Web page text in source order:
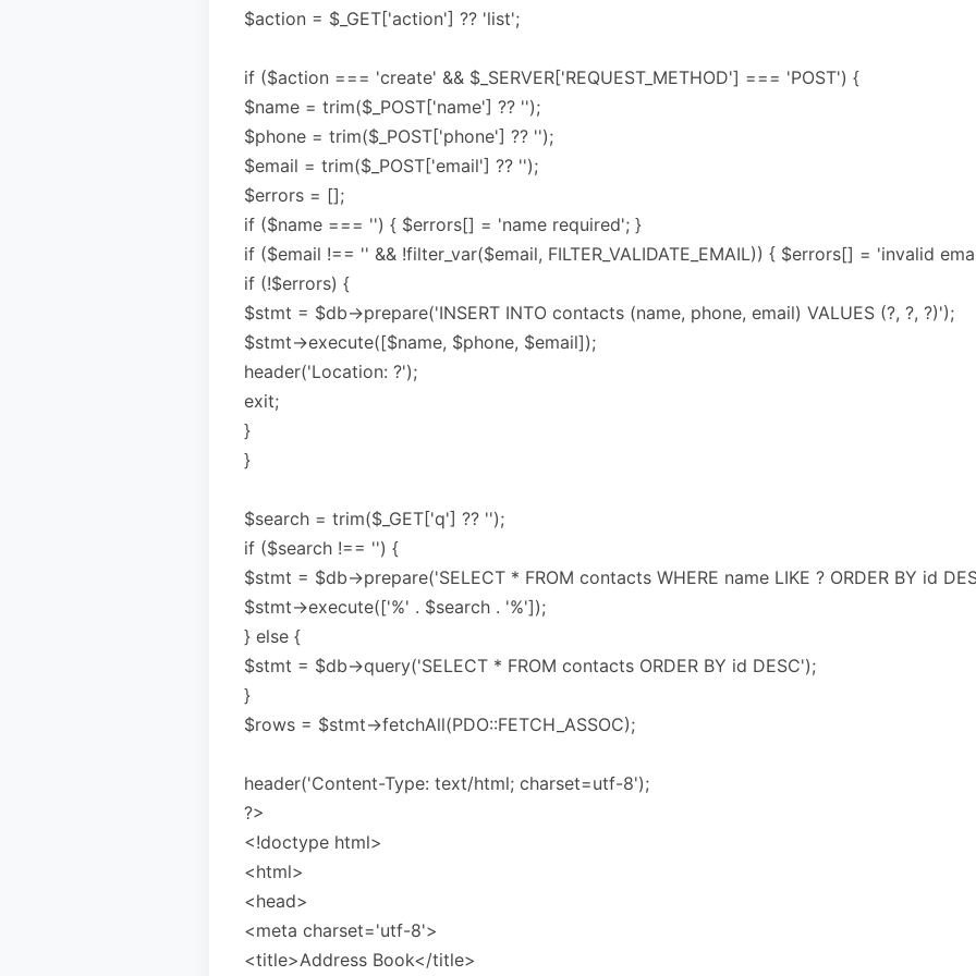
$action = $_GET['action'] ?? 'list';
if ($action === 'create' && $_SERVER['REQUEST_METHOD'] === 'POST') {
$name = trim($_POST['name'] ?? '');
$phone = trim($_POST['phone'] ?? '');
$email = trim($_POST['email'] ?? '');
$errors = [];
if ($name === '') { $errors[] = 'name required'; }
if ($email !== '' && !filter_var($email, FILTER_VALIDATE_EMAIL)) { $errors[] = 'invalid
if (!$errors) {
$stmt = $db->prepare('INSERT INTO contacts (name, phone, email) VALUES (?, ?, ?)');
$stmt->execute([$name, $phone, $email]);
header('Location: ?');
exit;
}
}
$search = trim($_GET['q'] ?? '');
if ($search !== '') {
$stmt = $db->prepare('SELECT * FROM contacts WHERE name LIKE ? ORDER BY id
$stmt->execute(['%' . $search . '%']);
} else {
$stmt = $db->query('SELECT * FROM contacts ORDER BY id DESC');
}
$rows = $stmt->fetchAll(PDO::FETCH_ASSOC);
header('Content-Type: text/html; charset=utf-8');
?>
<!doctype html>
<html>
<head>
<meta charset='utf-8'>
<title>Address Book</title>